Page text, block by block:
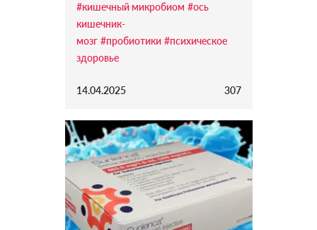
#кишечный микробиом #ось
кишечник-
мозг #пробиотики #психическое
здоровье
14.04.2025 307